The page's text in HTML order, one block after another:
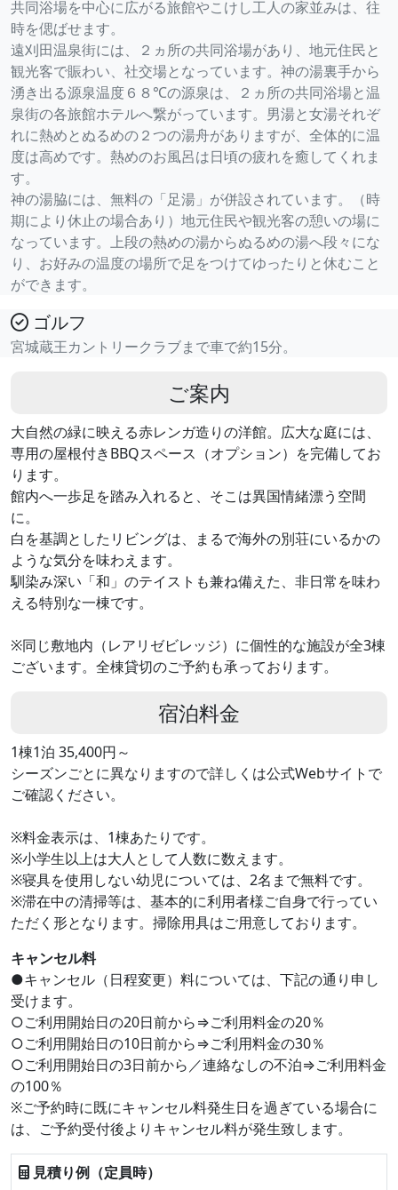
共同浴場を中心に広がる旅館やこけし工人の家並みは、往
時を偲ばせます。
遠刈田温泉街には、２ヵ所の共同浴場があり、地元住民と
観光客で賑わい、社交場となっています。神の湯裏手から
湧き出る源泉温度６８℃の源泉は、２ヵ所の共同浴場と温
泉街の各旅館ホテルへ繋がっています。男湯と女湯それぞ
れに熱めとぬるめの２つの湯舟がありますが、全体的に温
度は高めです。熱めのお風呂は日頃の疲れを癒してくれま
す。
神の湯脇には、無料の「足湯」が併設されています。（時
期により休止の場合あり）地元住民や観光客の憩いの場に
なっています。上段の熱めの湯からぬるめの湯へ段々にな
り、お好みの温度の場所で足をつけてゆったりと休むこと
ができます。
ゴルフ
宮城蔵王カントリークラブまで車で約15分。
ご案内
大自然の緑に映える赤レンガ造りの洋館。広大な庭には、
専用の屋根付きBBQスペース（オプション）を完備してお
ります。
館内へ一歩足を踏み入れると、そこは異国情緒漂う空間
に。
白を基調としたリビングは、まるで海外の別荘にいるかの
ような気分を味わえます。
馴染み深い「和」のテイストも兼ね備えた、非日常を味わ
える特別な一棟です。
※同じ敷地内（レアリゼビレッジ）に個性的な施設が全3棟
ございます。全棟貸切のご予約も承っております。
宿泊料金
1棟1泊 35,400円～
シーズンごとに異なりますので詳しくは公式Webサイトで
ご確認ください。
※料金表示は、1棟あたりです。
※小学生以上は大人として人数に数えます。
※寝具を使用しない幼児については、2名まで無料です。
※滞在中の清掃等は、基本的に利用者様ご自身で行ってい
ただく形となります。掃除用具はご用意しております。
キャンセル料
●キャンセル（日程変更）料については、下記の通り申し
受けます。
○ご利用開始日の20日前から⇒ご利用料金の20％
○ご利用開始日の10日前から⇒ご利用料金の30％
○ご利用開始日の3日前から／連絡なしの不泊⇒ご利用料金
の100％
※ご予約時に既にキャンセル料発生日を過ぎている場合に
は、ご予約受付後よりキャンセル料が発生致します。
見積り例（定員時）